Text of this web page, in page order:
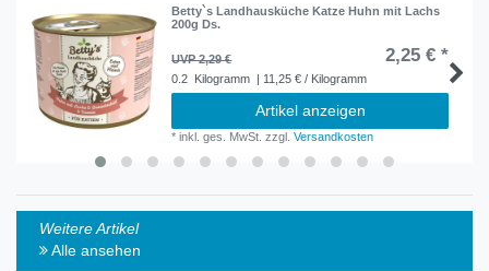
Betty`s Landhausküche Katze Huhn mit Lachs
200g Ds.
UVP 2,29 € 2,25 € *
0.2 Kilogramm | 11,25 € / Kilogramm
Artikel anzeigen
*inkl. ges. MwSt. zzgl.Versandkosten
Weitere Artikel
Alle ansehen